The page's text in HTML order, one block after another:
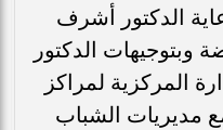
الدكتور أشرف
وبتوجيهات الدكتور
المركزية لمراكز
مديريات الشباب